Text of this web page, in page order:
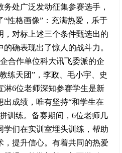
处广泛发动征集参赛选手，
性格画像”：充满热爱，乐于
，对标上述三个条件甄选出的
确表现出了惊人的战斗力。
合作单位科大讯飞委派的企
练天团”，李政、毛小宇、史
淋6位老师深知参赛学生是新
成绩，唯有坚持“和学生在
训练。备赛期间，6位老师几
学们在实训室埋头训练，帮助
，提升信心。有着共同的热爱